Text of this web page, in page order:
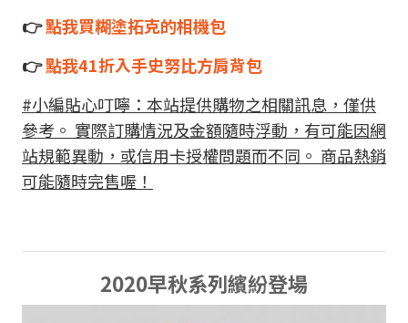
👉點我買糊塗拓克的相機包
👉點我41折入手史努比方肩背包
#小編貼心叮嚀：本站提供購物之相關訊息，僅供
參考。 實際訂購情況及金額隨時浮動，有可能因網
站規範異動，或信用卡授權問題而不同。 商品熱銷
可能隨時完售喔！
2020早秋系列繽紛登場